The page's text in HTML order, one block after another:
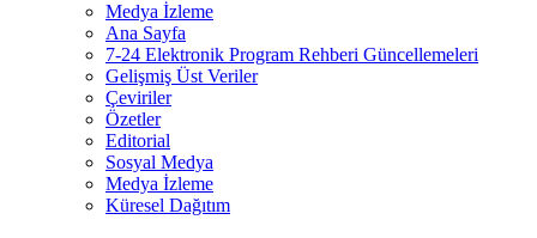
Medya İzleme
Ana Sayfa
7-24 Elektronik Program Rehberi Güncellemeleri
Gelişmiş Üst Veriler
Çeviriler
Özetler
Editorial
Sosyal Medya
Medya İzleme
Küresel Dağıtım